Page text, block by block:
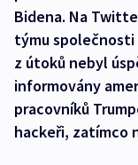
Bidena. Na
týmu společnosti
z útoků nebyl
informovány
pracovníků
hackeři, zatímco